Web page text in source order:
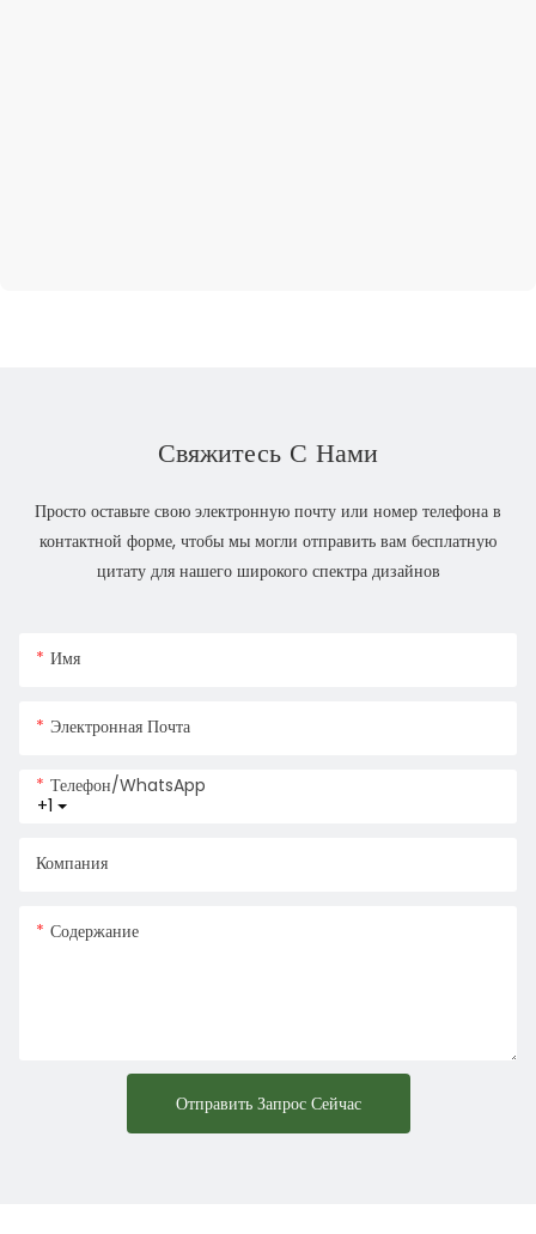
Свяжитесь С Нами
Просто оставьте свою электронную почту или номер телефона в
контактной форме, чтобы мы могли отправить вам бесплатную
цитату для нашего широкого спектра дизайнов
Имя
Электронная Почта
+1
Телефон/WhatsApp
Компания
Содержание
Отправить Запрос Сейчас